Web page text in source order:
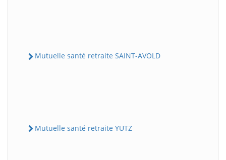
Mutuelle santé retraite SAINT-AVOLD
Mutuelle santé retraite YUTZ